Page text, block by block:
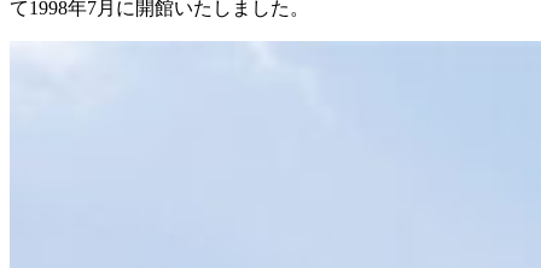
て1998年7月に開館いたしました。